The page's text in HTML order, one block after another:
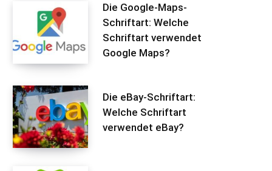
Die Google-Maps-
Schriftart: Welche
Schriftart verwendet
Google Maps?
Die eBay-Schriftart:
Welche Schriftart
verwendet eBay?